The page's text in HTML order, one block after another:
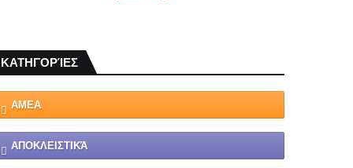
ΚΑΤΗΓΟΡΊΕΣ
ΑΜΕΑ
ΑΠΟΚΛΕΙΣΤΙΚΆ